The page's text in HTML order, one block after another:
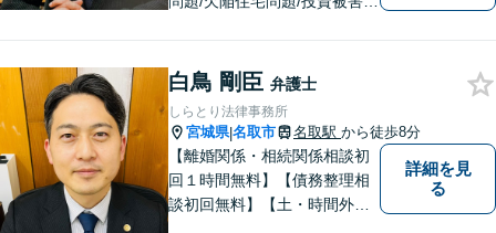
意向を最大限汲み取るべく、
丁寧なヒアリングと相談環境
の整備に努めています。
白鳥 剛臣 弁護士
しらとり法律事務所
宮城県|名取市 名取駅 から徒歩8分
【離婚関係・相続関係相談初
回１時間無料】【債務整理相
談初回無料】【土・時間外応
詳細を見
る